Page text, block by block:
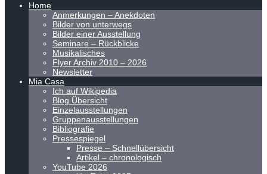
Home
Anmerkungen – Anekdoten
Bilder von unterwegs
Bilder einer Ausstellung
Seminare – Rückblicke
Musikalisches
Flyer Archiv 2010 – 2026
Newsletter
Mia Casa
Ich auf Wikipedia
Blog Übersicht
Einzelausstellungen
Gruppenausstellungen
Bibliografie
Pressespiegel
Presse – Schnellübersicht
Artikel – chronologisch
YouTube 2026